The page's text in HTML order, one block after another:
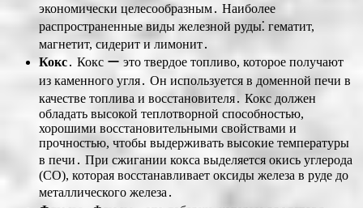
экономически целесообразным․ Наиболее
распространенные виды железной руды⁚ гематит,
магнетит, сидерит и лимонит․
Кокс․ Кокс ー это твердое топливо, которое получают
из каменного угля․ Он используется в доменной печи в
качестве топлива и восстановителя․ Кокс должен
обладать высокой теплотворной способностью,
хорошими восстановительными свойствами и
прочностью, чтобы выдерживать высокие температуры
в печи․ При сжигании кокса выделяется окись углерода
(CO), которая восстанавливает оксиды железа в руде до
металлического железа․